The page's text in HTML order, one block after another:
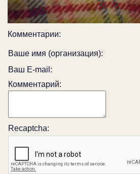
Комментарии:
Ваше имя (организация):
Ваш E-mail:
Комментарий:
Recaptcha: